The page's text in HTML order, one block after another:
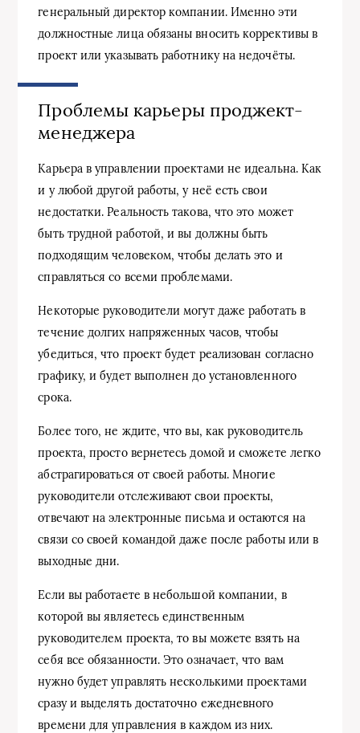
генеральный директор компании. Именно эти
должностные лица обязаны вносить коррективы в
проект или указывать работнику на недочёты.
Проблемы карьеры проджект-
менеджера
Карьера в управлении проектами не идеальна. Как
и у любой другой работы, у неё есть свои
недостатки. Реальность такова, что это может
быть трудной работой, и вы должны быть
подходящим человеком, чтобы делать это и
справляться со всеми проблемами.
Некоторые руководители могут даже работать в
течение долгих напряженных часов, чтобы
убедиться, что проект будет реализован согласно
графику, и будет выполнен до установленного
срока.
Более того, не ждите, что вы, как руководитель
проекта, просто вернетесь домой и сможете легко
абстрагироваться от своей работы. Многие
руководители отслеживают свои проекты,
отвечают на электронные письма и остаются на
связи со своей командой даже после работы или в
выходные дни.
Если вы работаете в небольшой компании, в
которой вы являетесь единственным
руководителем проекта, то вы можете взять на
себя все обязанности. Это означает, что вам
нужно будет управлять несколькими проектами
сразу и выделять достаточно ежедневного
времени для управления в каждом из них.